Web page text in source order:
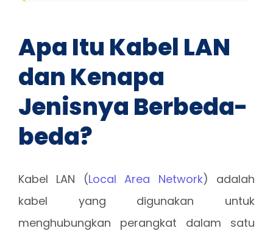
Apa Itu Kabel LAN
dan Kenapa
Jenisnya Berbeda-
beda?
Kabel LAN (Local Area Network) adalah
kabel yang digunakan untuk
menghubungkan perangkat dalam satu